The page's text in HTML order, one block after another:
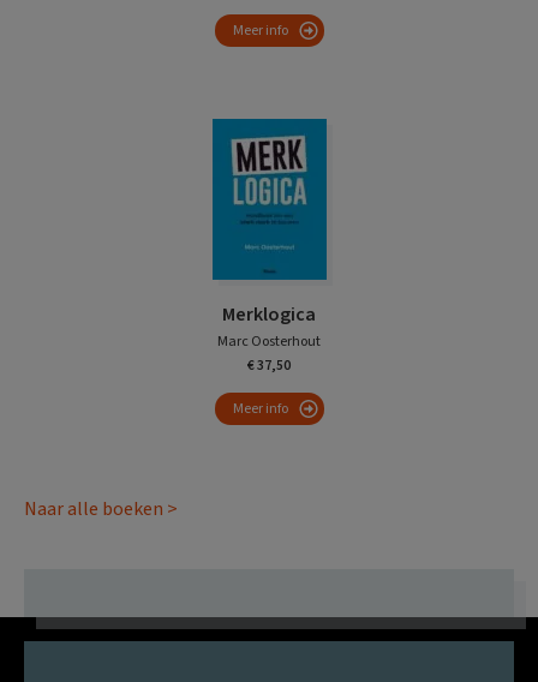
Meer info
Merklogica
Marc Oosterhout
€ 37,50
Meer info
Naar alle boeken >